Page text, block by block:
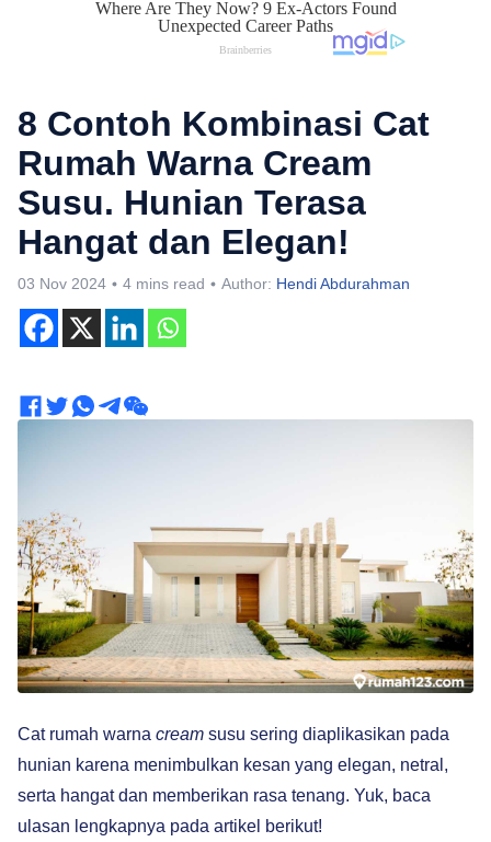
8 Contoh Kombinasi Cat
Rumah Warna Cream
Susu. Hunian Terasa
Hangat dan Elegan!
03 Nov 2024 4 mins read Author: Hendi Abdurahman
Cat rumah warna cream susu sering diaplikasikan pada
hunian karena menimbulkan kesan yang elegan, netral,
serta hangat dan memberikan rasa tenang. Yuk, baca
ulasan lengkapnya pada artikel berikut!